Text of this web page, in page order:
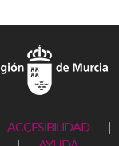
ACCESIBILIDAD